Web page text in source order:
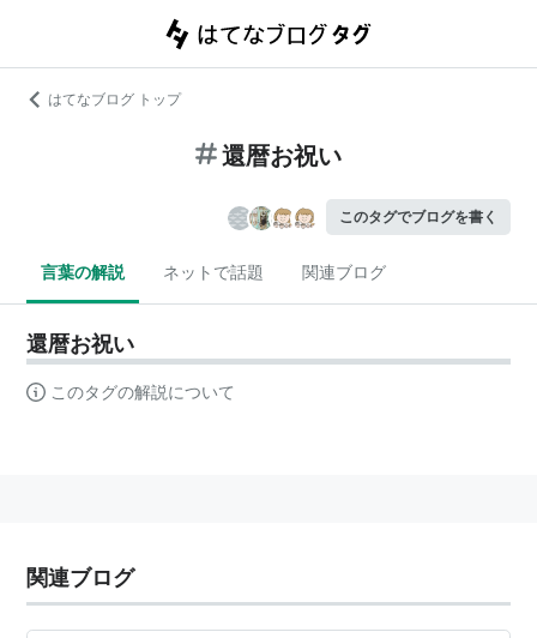
はてなブログ トップ
還暦お祝い
このタグでブログを書く
言葉の解説 ネットで話題 関連ブログ
還暦お祝い
このタグの解説について
関連ブログ